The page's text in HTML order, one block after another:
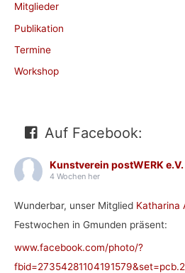
Mitglieder
Publikation
Termine
Workshop
Auf Facebook:
Kunstverein postWERK e.V.
4 Wochen her
Wunderbar, unser Mitglied Katharina
Festwochen in Gmunden präsent:
www.facebook.com/photo/?